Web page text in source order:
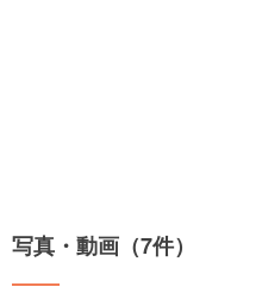
写真・動画（7件）